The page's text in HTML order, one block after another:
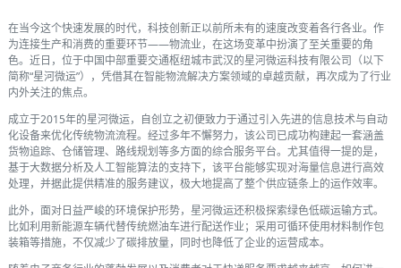
在当今这个快速发展的时代，科技创新正以前所未有的速度改变着各行各业。作
为连接生产和消费的重要环节——物流业，在这场变革中扮演了至关重要的角
色。近日，位于中国中部重要交通枢纽城市武汉的星河微运科技有限公司 （以下
简称“星河微运”），凭借其在智能物流解决方案领域的卓越贡献，再次成为了行业
内外关注的焦点。
成立于2015年的星河微运，自创立之初便致力于通过引入先进的信息技术与自动
化设备来优化传统物流流程。经过多年不懈努力，该公司已成功构建起一套涵盖
货物追踪、仓储管理、路线规划等多方面的综合服务平台。尤其值得一提的是，
基于大数据分析及人工智能算法的支持下，该平台能够实现对海量信息进行高效
处理，并据此提供精准的服务建议，极大地提高了整个供应链条上的运作效率。
此外，面对日益严峻的环境保护形势，星河微运还积极探索绿色低碳运输方式。
比如利用新能源车辆代替传统燃油车进行配送作业；采用可循环使用材料制作包
装箱等措施，不仅减少了碳排放量，同时也降低了企业的运营成本。